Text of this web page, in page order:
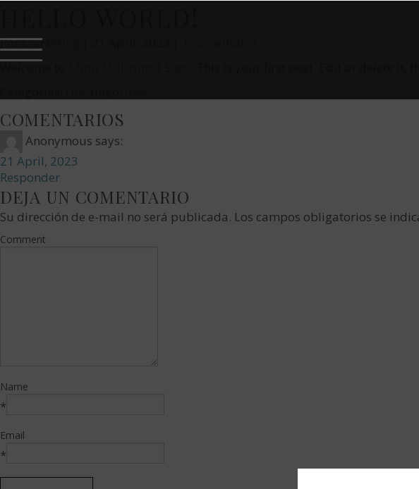
PorMarketing
. This is your first post. Edit or delete it,
COMENTARIOS
Anonymous says:
21 April, 2023
Responder
DEJA UN COMENTARIO
Su dirección de e-mail no será publicada. Los campos obligatorios se
Comment
Name
*
Email
*